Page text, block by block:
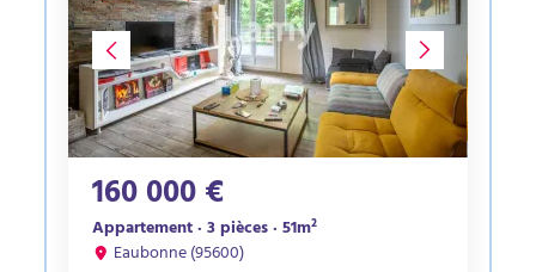
160 000 €
Appartement · 3 pièces · 51m²
Eaubonne (95600)